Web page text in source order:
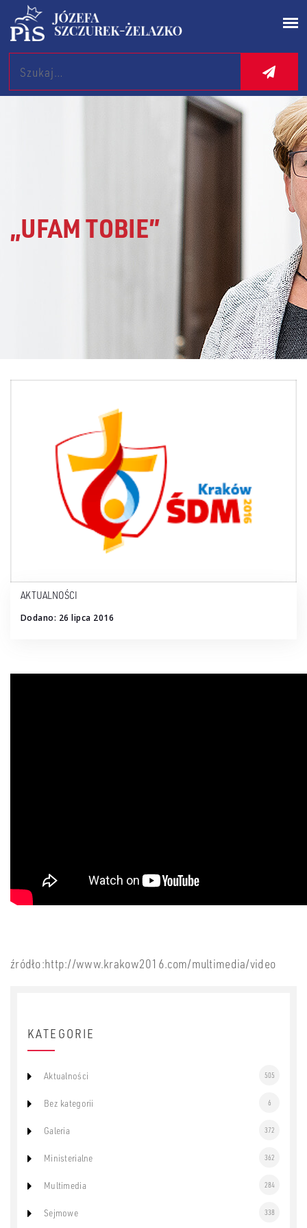
Search
„UFAM TOBIE”
AKTUALNOŚCI
Dodano: 26 lipca 2016
źródło:http://www.krakow2016.com/multimedia/video
KATEGORIE
Aktualności 505
Bez kategorii 6
Galeria 372
Ministerialne 362
Multimedia 284
Sejmowe 338